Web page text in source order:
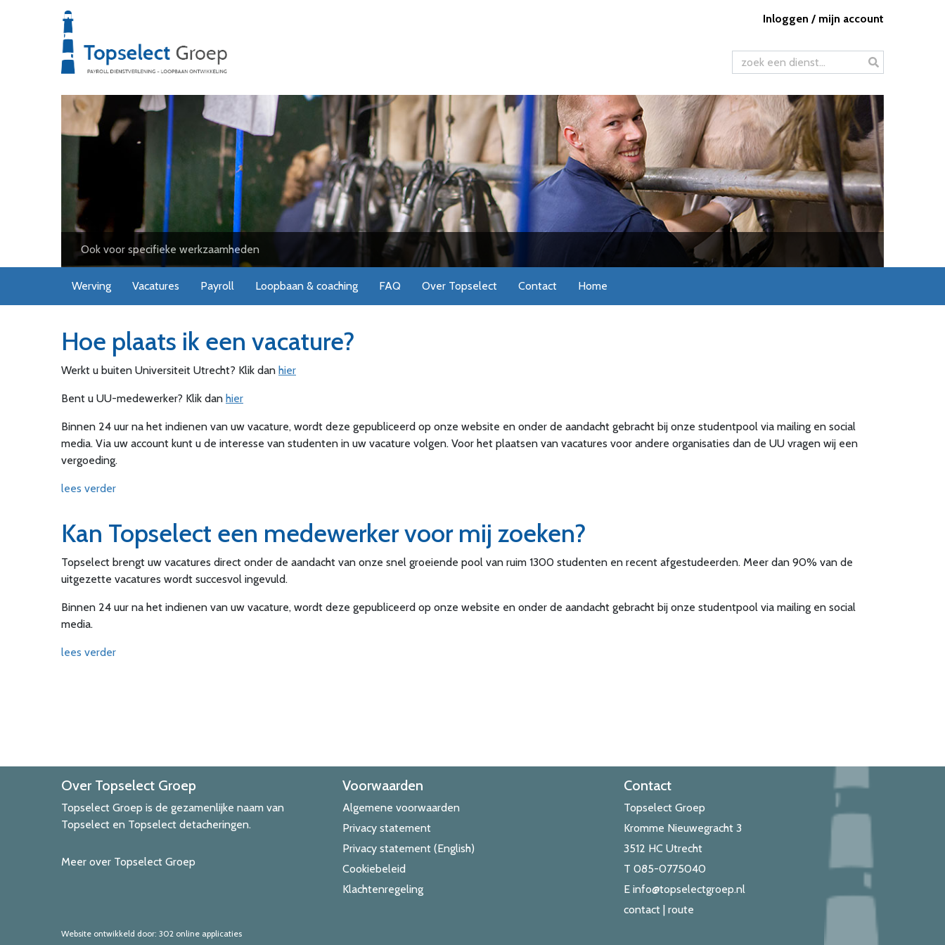
Inloggen / mijn account
Ook voor specifieke werkzaamheden
Werving Vacatures Payroll Loopbaan & coaching FAQ Over Topselect Contact Home
Hoe plaats ik een vacature?
Werkt u buiten Universiteit Utrecht? Klik dan hier
Bent u UU-medewerker? Klik dan hier
Binnen 24 uur na het indienen van uw vacature, wordt deze gepubliceerd op onze website en onder de aandacht gebracht bij onze studentpool via mailing en social
media. Via uw account kunt u de interesse van studenten in uw vacature volgen. Voor het plaatsen van vacatures voor andere organisaties dan de UU vragen wij een
vergoeding.
lees verder
Kan Topselect een medewerker voor mij zoeken?
Topselect brengt uw vacatures direct onder de aandacht van onze snel groeiende pool van ruim 1300 studenten en recent afgestudeerden. Meer dan 90% van de
uitgezette vacatures wordt succesvol ingevuld.
Binnen 24 uur na het indienen van uw vacature, wordt deze gepubliceerd op onze website en onder de aandacht gebracht bij onze studentpool via mailing en social
media.
lees verder
Over Topselect Groep
Topselect Groep is de gezamenlijke naam van
Topselect en Topselect detacheringen.
Meer over Topselect Groep
Website ontwikkeld door: 302 online applicaties
Voorwaarden
Algemene voorwaarden
Privacy statement
Privacy statement (English)
Cookiebeleid
Klachtenregeling
Contact
Topselect Groep
Kromme Nieuwegracht 3
3512 HC Utrecht
T 085-0775040
E info@topselectgroep.nl
contact | route